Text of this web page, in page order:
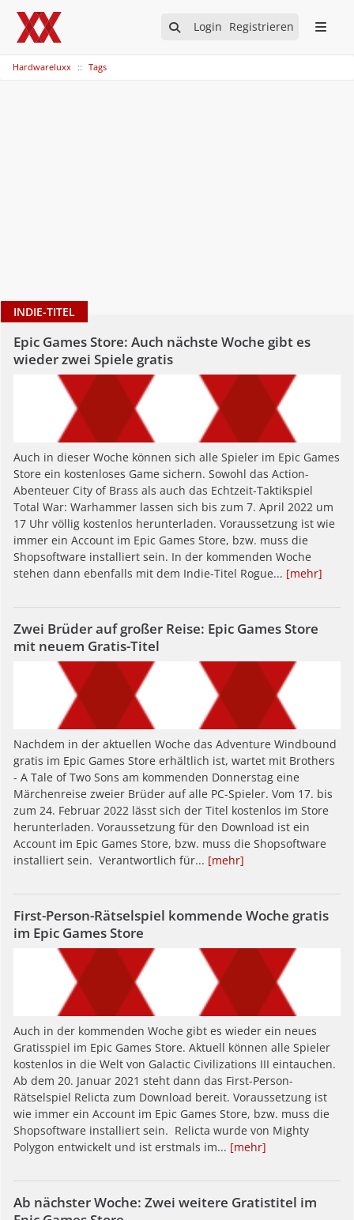
Login Registrieren
Hardwareluxx Tags
INDIE-TITEL
Epic Games Store: Auch nächste Woche gibt es
wieder zwei Spiele gratis
Auch in dieser Woche können sich alle Spieler im Epic Games
Store ein kostenloses Game sichern. Sowohl das Action-
Abenteuer City of Brass als auch das Echtzeit-Taktikspiel
Total War: Warhammer lassen sich bis zum 7. April 2022 um
17 Uhr völlig kostenlos herunterladen. Voraussetzung ist wie
immer ein Account im Epic Games Store, bzw. muss die
Shopsoftware installiert sein. In der kommenden Woche
stehen dann ebenfalls mit dem Indie-Titel Rogue... [mehr]
Zwei Brüder auf großer Reise: Epic Games Store
mit neuem Gratis-Titel
Nachdem in der aktuellen Woche das Adventure Windbound
gratis im Epic Games Store erhältlich ist, wartet mit Brothers
- A Tale of Two Sons am kommenden Donnerstag eine
Märchenreise zweier Brüder auf alle PC-Spieler. Vom 17. bis
zum 24. Februar 2022 lässt sich der Titel kostenlos im Store
herunterladen. Voraussetzung für den Download ist ein
Account im Epic Games Store, bzw. muss die Shopsoftware
installiert sein. Verantwortlich für... [mehr]
First-Person-Rätselspiel kommende Woche gratis
im Epic Games Store
Auch in der kommenden Woche gibt es wieder ein neues
Gratisspiel im Epic Games Store. Aktuell können alle Spieler
kostenlos in die Welt von Galactic Civilizations III eintauchen.
Ab dem 20. Januar 2021 steht dann das First-Person-
Rätselspiel Relicta zum Download bereit. Voraussetzung ist
wie immer ein Account im Epic Games Store, bzw. muss die
Shopsoftware installiert sein. Relicta wurde von Mighty
Polygon entwickelt und ist erstmals im... [mehr]
Ab nächster Woche: Zwei weitere Gratistitel im